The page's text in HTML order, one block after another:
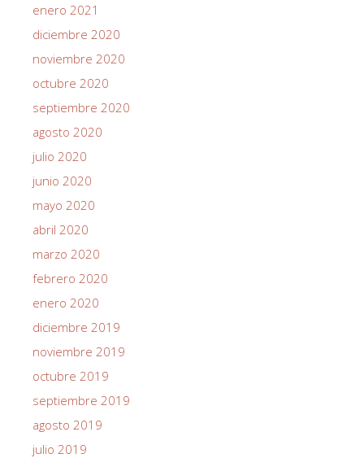
enero 2021
diciembre 2020
noviembre 2020
octubre 2020
septiembre 2020
agosto 2020
julio 2020
junio 2020
mayo 2020
abril 2020
marzo 2020
febrero 2020
enero 2020
diciembre 2019
noviembre 2019
octubre 2019
septiembre 2019
agosto 2019
julio 2019